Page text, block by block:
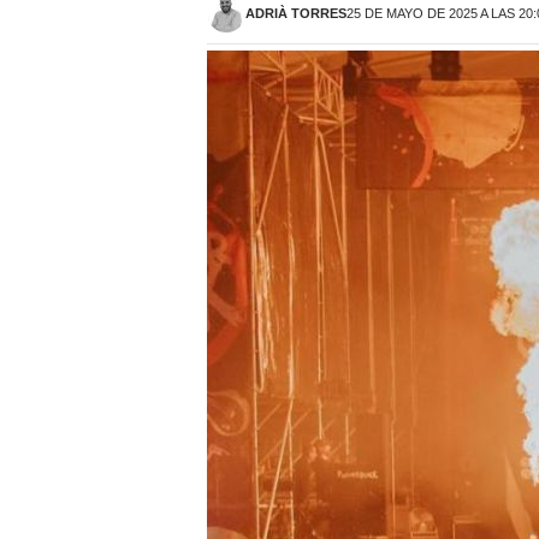
ADRIÀ TORRES25 DE MAYO DE 2025 A LAS